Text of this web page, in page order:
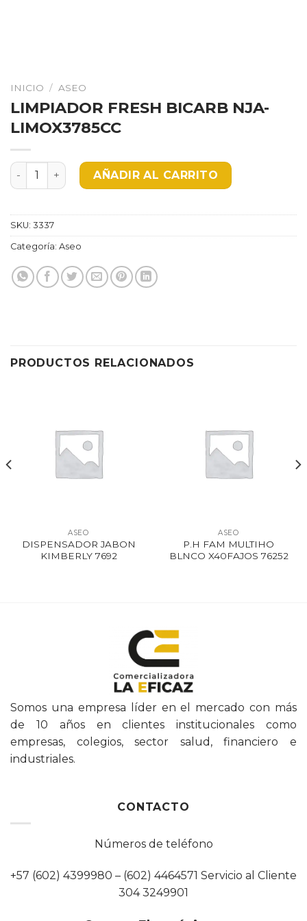
INICIO / ASEO
LIMPIADOR FRESH BICARB NJA-
LIMOX3785CC
LIMPIADOR FRESH BICARB NJA-LIMOX3785CC cantidad
AÑADIR AL CARRITO
SKU: 3337
Categoría: Aseo
PRODUCTOS RELACIONADOS
ASEO
DISPENSADOR JABON
KIMBERLY 7692
ASEO
P.H FAM MULTIHO
BLNCO X40FAJOS 76252
Somos una empresa líder en el mercado con más
de 10 años en clientes institucionales como
empresas, colegios, sector salud, financiero e
industriales.
CONTACTO
Números de teléfono
+57 (602) 4399980 – (602) 4464571 Servicio al Cliente
304 3249901